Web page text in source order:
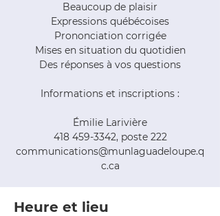
Beaucoup de plaisir
Expressions québécoises
Prononciation corrigée
Mises en situation du quotidien
Des réponses à vos questions
Informations et inscriptions :
Émilie Larivière
418 459-3342, poste 222
communications@munlaguadeloupe.q
c.ca
Heure et lieu